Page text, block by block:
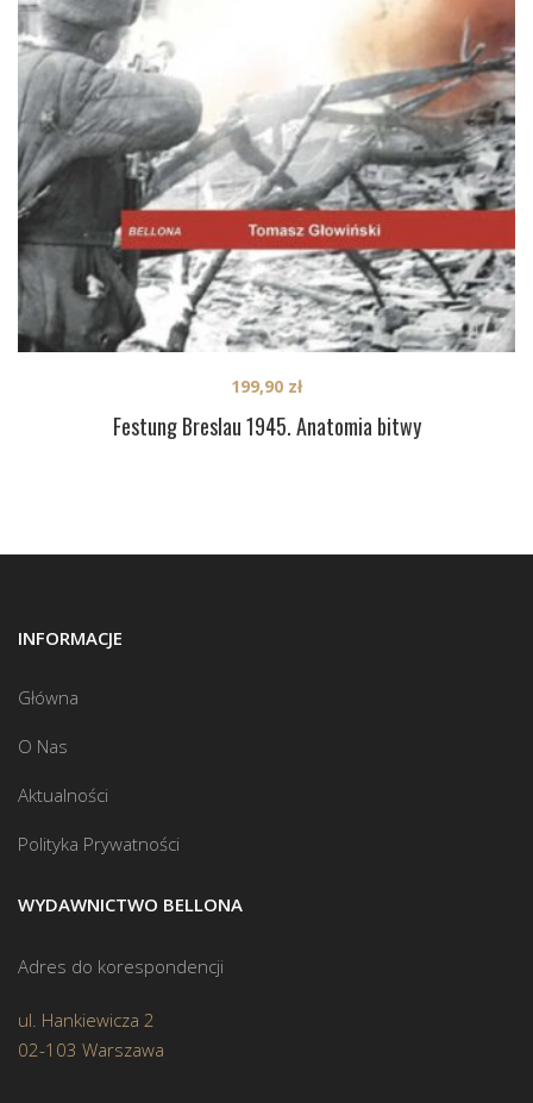
Festung Breslau 1945. Anatomia bitwy
199,90 zł
INFORMACJE
Główna
O Nas
Aktualności
Polityka Prywatności
WYDAWNICTWO BELLONA
Adres do korespondencji
ul. Hankiewicza 2
02-103 Warszawa